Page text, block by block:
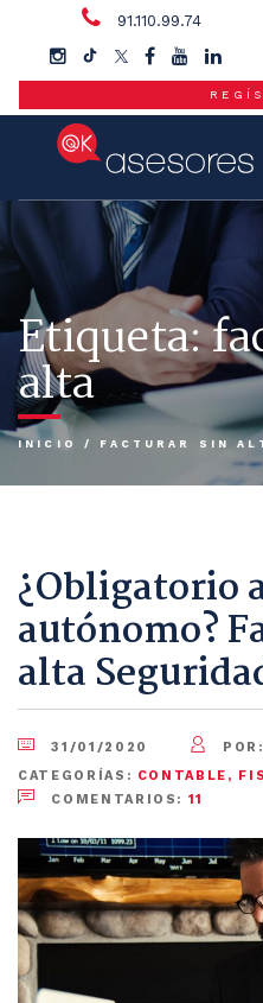
91.110.99.74
Etiqueta:
alta
INICIO / FACTURAR SIN
¿Obligatorio
autónomo?
alta
31/01/2020 POR:
CATEGORÍAS: CONTABLE ,
COMENTARIOS: 11